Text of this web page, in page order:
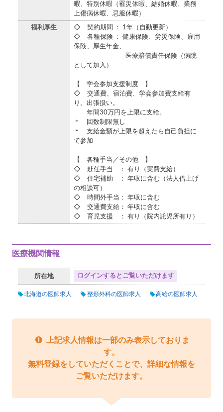
暇、特別休暇（罹災休暇、結婚休暇、業務
上傷病休暇、忌服休暇）
福利厚生
◇ 契約期間 ： 1年（自動更新）
◇ 各種保険 ： 健康保険、労災保険、雇用
保険、厚生年金、
医療賠償責任保険（病院
として加入）
【 学会参加支援制度 】
◇ 交通費、宿泊費、学会参加費支給有
り。出張扱い。
年間30万円を上限に支給。
＊ 回数制限無し
＊ 支給金額が上限を超えたら自己負担に
て参加
【 各種手当／その他 】
◇ 赴任手当 ： 有り（実費支給）
◇ 住宅補助 ： 年収に含む（法人借上げ
の相談可）
◇ 時間外手当： 年収に含む
◇ 交通費支給： 年収に含む
◇ 育児支援 ： 有り（院内託児所有り）
医療機関情報
所在地 ログインするとご覧いただけます
北海道の医師求人 整形外科の医師求人 高給の医師求人
上記求人情報は一部のみ表示しておりま
す。
無料登録をしていただくことで、詳細な情報を
ご覧いただけます。